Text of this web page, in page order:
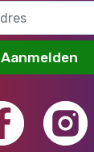
Aanmelden